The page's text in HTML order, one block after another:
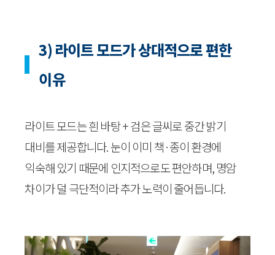
3) 라이트 모드가 상대적으로 편한
이유
라이트 모드는 흰 바탕 + 검은 글씨로 중간 밝기
대비를 제공합니다. 눈이 이미 책·종이 환경에
익숙해 있기 때문에 인지적으로도 편안하며, 명암
차이가 덜 극단적이라 추가 노력이 줄어듭니다.